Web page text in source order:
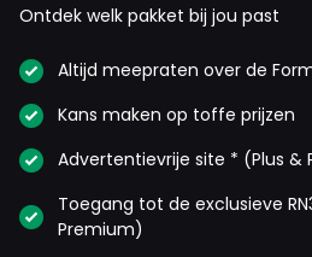
Ontdek welk pakket bij jou past
Altijd meepraten over de
Kans maken op toffe prijzen
Advertentievrije site * (Plus &
Toegang tot de exclusieve
Premium)